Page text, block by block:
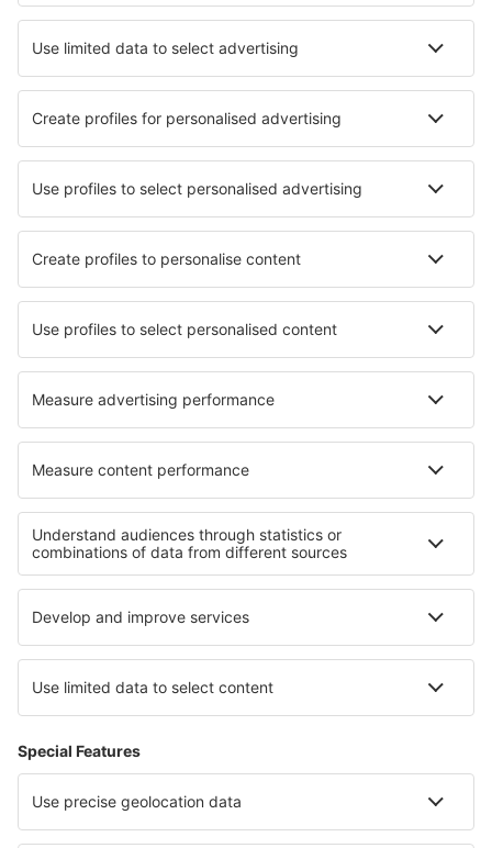
Cazare în Virginia Beach Cazare în Oakland
Cazare în Boise Cazare în Snowmass Village
Cele mai bune locuri de cazare - orașe
Cazare în Gkoura Cazare în Shiroishi
Cazare în Grossenwiehe Cazare în Medvode
Cazare în Montelimar Cazare în Crouttes
Cazare în Genzano Di Lucania Cazare Harcourt
Cele mai bune locuri de cazare - regiuni
Cazare in Ohio Cazare in Orlando și parcuri, Florida
Cazare in Parcul Național Hot Springs
Cazare in Kenai Fjords National Park Cazare in Illinois
Cazare in Swiss Alps Cazare in Costa Verde
Cazare în Tolima Cazare in Castilia și León